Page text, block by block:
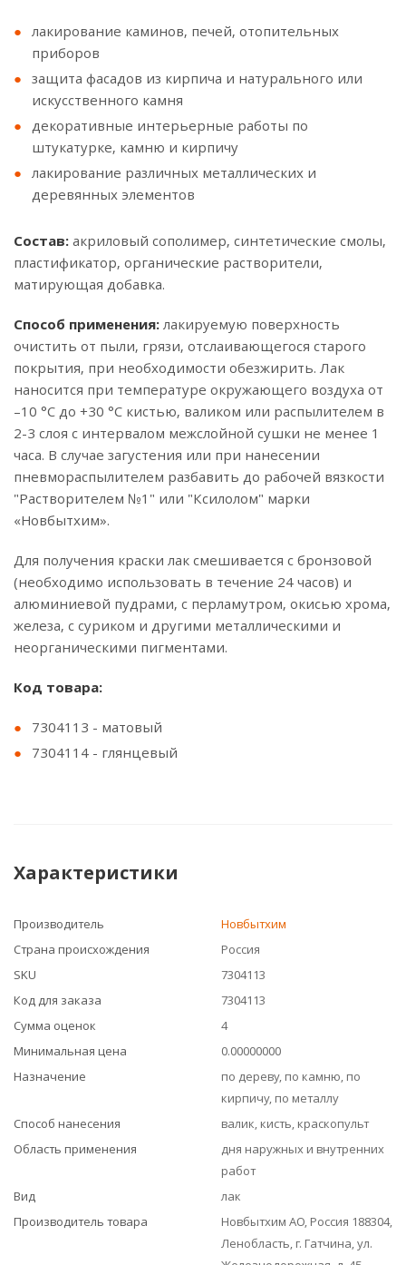
лакирование каминов, печей, отопительных
приборов
защита фасадов из кирпича и натурального или
искусственного камня
декоративные интерьерные работы по
штукатурке, камню и кирпичу
лакирование различных металлических и
деревянных элементов
Состав: акриловый сополимер, синтетические смолы,
пластификатор, органические растворители,
матирующая добавка.
Способ применения: лакируемую поверхность
очистить от пыли, грязи, отслаивающегося старого
покрытия, при необходимости обезжирить. Лак
наносится при температуре окружающего воздуха от
–10 °С до +30 °С кистью, валиком или распылителем в
2-3 слоя с интервалом межслойной сушки не менее 1
часа. В случае загустения или при нанесении
пневмораспылителем разбавить до рабочей вязкости
"Растворителем №1" или "Ксилолом" марки
«Новбытхим».
Для получения краски лак смешивается с бронзовой
(необходимо использовать в течение 24 часов) и
алюминиевой пудрами, с перламутром, окисью хрома,
железа, с суриком и другими металлическими и
неорганическими пигментами.
Код товара:
7304113 - матовый
7304114 - глянцевый
Характеристики
Производитель
Новбытхим
Страна происхождения
Россия
SKU
7304113
Код для заказа
7304113
Сумма оценок
4
Минимальная цена
0.00000000
Назначение
по дереву, по камню, по
кирпичу, по металлу
Способ нанесения
валик, кисть, краскопульт
Область применения
дня наружных и внутренних
работ
Вид
лак
Производитель товара
Новбытхим АО, Россия 188304,
Ленобласть, г. Гатчина, ул.